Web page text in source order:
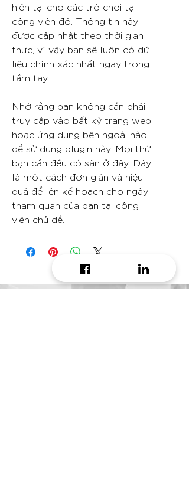
hiện tại cho các trò chơi tại
công viên đó. Thông tin này
được cập nhật theo thời gian
thực, vì vậy bạn sẽ luôn có dữ
liệu chính xác nhất ngay trong
tầm tay.
Nhớ rằng bạn không cần phải
truy cập vào bất kỳ trang web
hoặc ứng dụng bên ngoài nào
để sử dụng plugin này. Mọi thứ
bạn cần đều có sẵn ở đây. Đây
là một cách đơn giản và hiệu
quả để lên kế hoạch cho ngày
tham quan của bạn tại công
viên chủ đề.